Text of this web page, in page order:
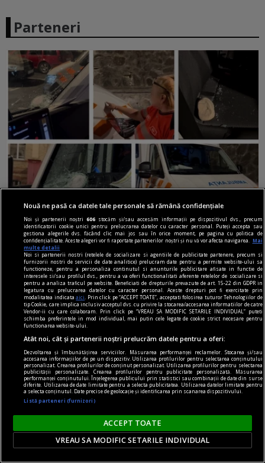
Parteneri
Șapte persoane, arestate după atacul asupra
unei ambulanțe în Cluj. O femeie ar fi aruncat
piatra care a rănit șoferul
Șapte persoane, între care și o femeie, au fost
arestate preventiv pentru 30 de zile de
Judecătoria Dej în cazul atacului asupra unui
echipaj de ambulanță produs în comuna Recea-
Cristur, județul Cluj.
Nouă ne pasă ca datele tale personale să rămână confidențiale
Noi și partenerii noștri606 stocăm și/sau accesăm informații pe dispozitivul dvs., precum
identificatorii cookie unici pentru prelucrarea datelor cu caracter personal. Puteți accepta sau
gestiona alegerile dvs. făcând clic mai jos sau în orice moment, pe pagina cu politica de
confidențialitate. Aceste alegeri vor fi raportate partenerilor noștri și nu vă vor afecta navigarea.
Mai
multe detalii
Noi si partenerii nostri (retelele de socializare si agentiile de publicitate partenere, precum si
furnizorii nostri de servicii de date analitice) prelucram date pentru a permite website-ului sa
functioneze, pentru a personaliza continutul si anunturile publicitare afisate in functie de
interesele si/sau profilul dvs., pentru a va oferi functionalitati aferente retelelor de socializare si
pentru a analiza traficul pe website. Beneficiati de drepturile prevazute de art. 15-22 din GDPR in
legatura cu prelucrarea datelor cu caracter personal. Aceste drepturi pot fi exercitate prin
modalitatea indicataaici
. Prin click pe “ACCEPT TOATE”, acceptati folosirea tuturor Tehnologiilor de
tip Cookie, care implica inclusiv acceptul dvs. cu privire la stocarea/accesarea informatiilor de catre
Vendor-ii cu care colaboram. Prin click pe “VREAU SA MODIFIC SETARILE INDIVIDUAL” puteti
schimba preferintele in mod individual, mai putin cele legate de cookie strict necesare pentru
functionarea website-ului.
Atât noi, cât și partenerii noștri prelucrăm datele pentru a oferi:
Dezvoltarea și îmbunătățirea serviciilor. Măsurarea performanței reclamelor. Stocarea și/sau
accesarea informațiilor de pe un dispozitiv. Utilizarea profilurilor pentru selectarea conținutului
personalizat. Crearea profilurilor de conținut personalizat. Utilizarea profilurilor pentru selectarea
publicității personalizate. Crearea profilurilor pentru publicitate personalizată. Măsurarea
performanței conținutului. Înțelegerea publicului prin statistici sau combinații de date din surse
diferite. Utilizarea de date limitate pentru a selecta publicitatea. Utilizarea datelor limitate pentru
a selecta conținutul. Date precise de geolocație și identificarea prin scanarea dispozitivului.
Listă parteneri (furnizori)
ACCEPT TOATE
VREAU SA MODIFIC SETARILE INDIVIDUAL